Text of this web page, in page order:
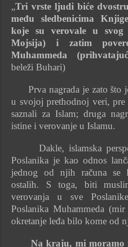
„Tri vrste ljudi biće
među sledbenicima
koje su verovale u svog
Mojsija) i zatim
Muhammeda
beleži Buhari)
Prva nagrada je zato što
u svojoj prethodnoj veri,
saznali za Islam; druga
istine i verovanje u Islamu.
Dakle, islamska
Poslanika je kao odnos
jednog od njih računa se
ostalih. S toga, biti
verovanja u sve
Poslanika Muhammeda
okretanje leđa bilo kome od
Na kraju, mi